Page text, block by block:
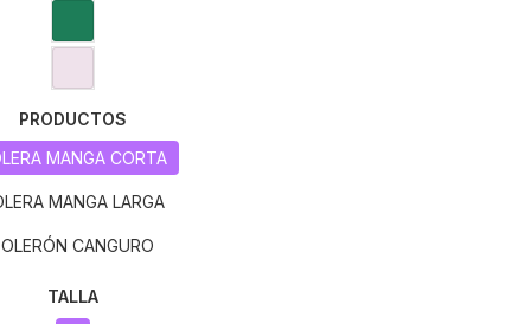
PRODUCTOS
MANGA CORTA
MANGA LARGA
CANGURO
TALLA